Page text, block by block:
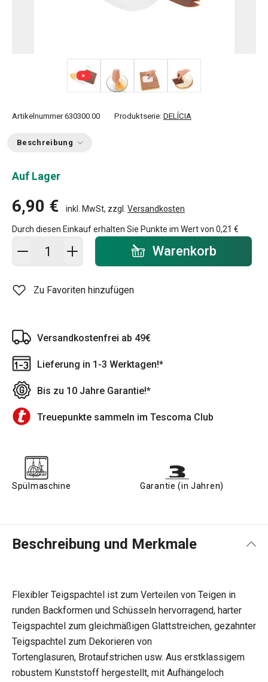
Artikelnummer 630300.00 Produktserie: DELÍCIA
Beschreibung
Auf Lager
6,90 € inkl. MwSt, zzgl. Versandkosten
Durch diesen Einkauf erhalten Sie Punkte im Wert von 0,21 €
In den Warenkorb - Menge Warenkorb
Zu Favoriten hinzufügen
Versandkostenfrei ab 49€
Lieferung in 1-3 Werktagen!*
Bis zu 10 Jahre Garantie!*
Treuepunkte sammeln im Tescoma Club
Spülmaschine Garantie (in Jahren)
Beschreibung und Merkmale
Flexibler Teigspachtel ist zum Verteilen von Teigen in
runden Backformen und Schüsseln hervorragend, harter
Teigspachtel zum gleichmäßigen Glattstreichen, gezahnter
Teigspachtel zum Dekorieren von
Tortenglasuren, Brotaufstrichen usw. Aus erstklassigem
robustem Kunststoff hergestellt, mit Aufhängeloch